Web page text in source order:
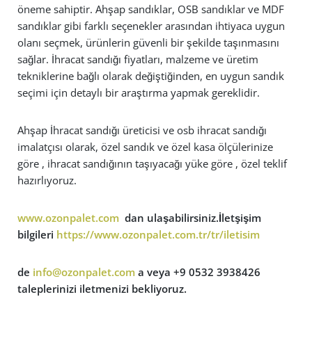
öneme sahiptir. Ahşap sandıklar, OSB sandıklar ve MDF
sandıklar gibi farklı seçenekler arasından ihtiyaca uygun
olanı seçmek, ürünlerin güvenli bir şekilde taşınmasını
sağlar. İhracat sandığı fiyatları, malzeme ve üretim
tekniklerine bağlı olarak değiştiğinden, en uygun sandık
seçimi için detaylı bir araştırma yapmak gereklidir.
Ahşap İhracat sandığı üreticisi ve osb ihracat sandığı
imalatçısı olarak, özel sandık ve özel kasa ölçülerinize
göre , ihracat sandığının taşıyacağı yüke göre , özel teklif
hazırlıyoruz.
www.ozonpalet.com dan ulaşabilirsiniz.İletşişim
bilgileri https://www.ozonpalet.com.tr/tr/iletisim
de info@ozonpalet.com a veya +9 0532 3938426
taleplerinizi iletmenizi bekliyoruz.